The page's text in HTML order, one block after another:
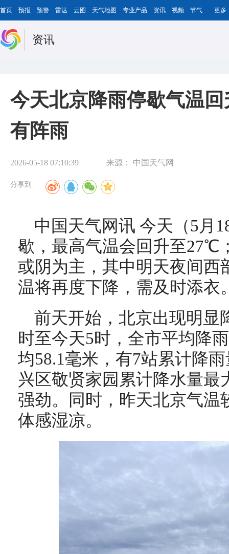
首页 预报 预警 雷达 云图 天气地图 专业产品 资讯 视频 节气 更多
资讯
今天北京降雨停歇气温
有阵雨
2026-05-18 07:10:39 来源： 中国天气网
分享到
中国天气网讯 今天（5月
歇，最高气温会回升至27℃
或阴为主，其中明天夜间西
温将再度下降，需及时添衣
前天开始，北京出现明显
时至今天5时，全市平均降
均58.1毫米，有7站累计降
兴区敬贤家园累计降水量最
强劲。同时，昨天北京气
体感湿凉。